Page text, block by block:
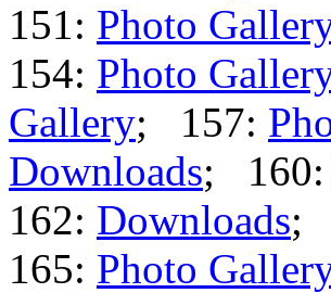
151: Photo
154: Photo
Gallery; 157:
Downloads; 160:
162: Downloads;
165: Photo